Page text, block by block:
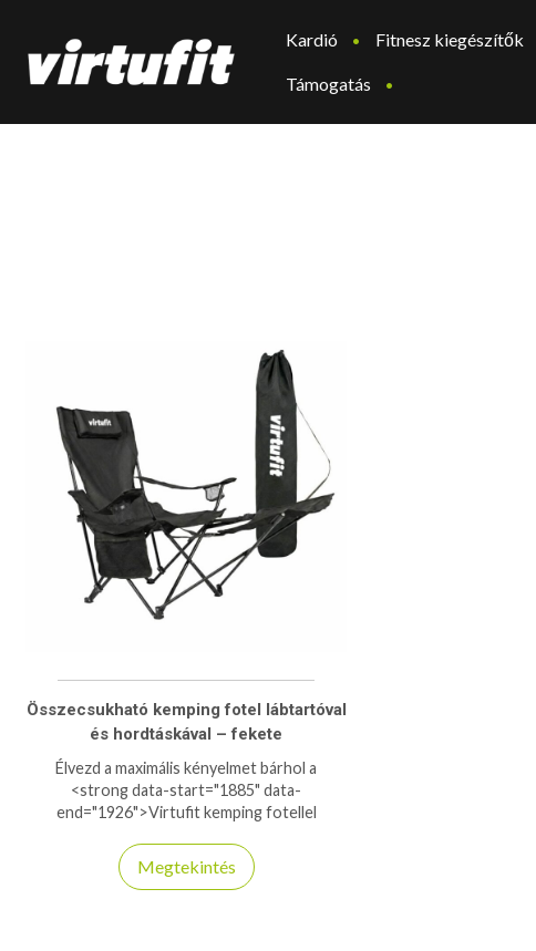
Kardió Fitnesz kiegészítők
Támogatás
Összecsukható kemping fotel lábtartóval
és hordtáskával – fekete
Élvezd a maximális kényelmet bárhol a
<strong data-start="1885" data-
end="1926">Virtufit kemping fotellel
kényelmes lábtartó és beépített pohártartók
gondoskodnak a tökéletes pihenésről.
Megtekintés